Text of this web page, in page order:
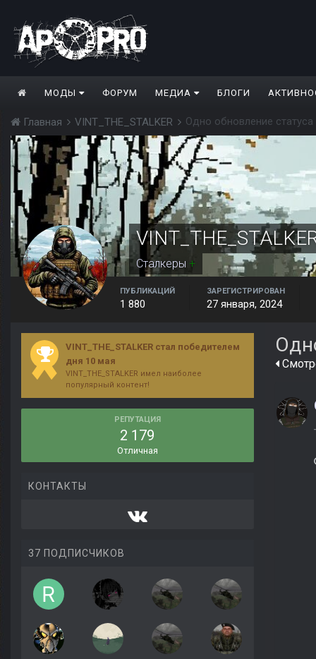
МОДЫ ФОРУМ МЕДИА БЛОГИ
Главная VINT_THE_STALKER Одно обновление статуса
Сталкеры +
ПУБЛИКАЦИЙ
1 880
ЗАРЕГИСТРИРОВАН
27 января, 2024
VINT_THE_STALKER стал победителем
дня 10 мая
VINT_THE_STALKER имел наиболее
популярный контент!
РЕПУТАЦИЯ
2 179
Отличная
КОНТАКТЫ
37 ПОДПИСЧИКОВ